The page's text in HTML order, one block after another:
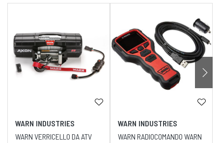
WARN INDUSTRIES
WARN VERRICELLO DA ATV
WARN INDUSTRIES
WARN RADIOCOMANDO WARN